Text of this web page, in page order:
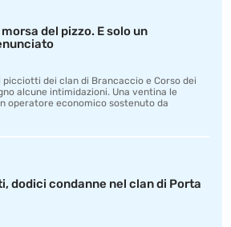
del pizzo. E solo un
dei clan di Brancaccio e Corso dei
alcune intimidazioni. Una ventina le
operatore economico sostenuto da
dodici condanne nel clan di Porta